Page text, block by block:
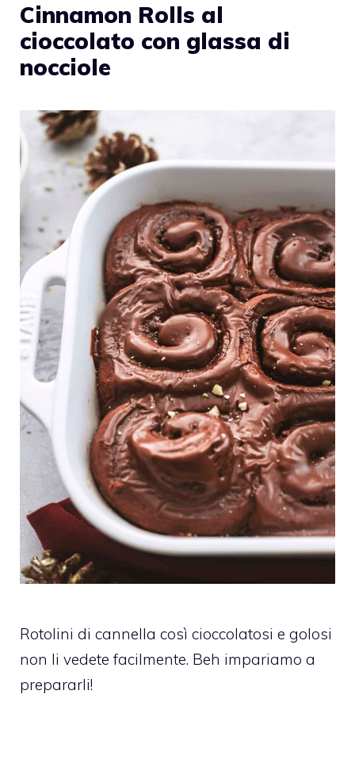
Cinnamon Rolls al
cioccolato con glassa di
nocciole
Rotolini di cannella così cioccolatosi e golosi
non li vedete facilmente. Beh impariamo a
prepararli!